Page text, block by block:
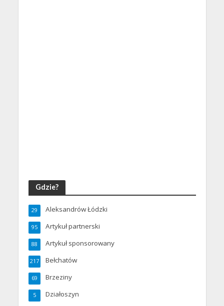
Gdzie?
Aleksandrów Łódzki
29
Artykuł partnerski
95
Artykuł sponsorowany
88
Bełchatów
217
Brzeziny
69
Działoszyn
5